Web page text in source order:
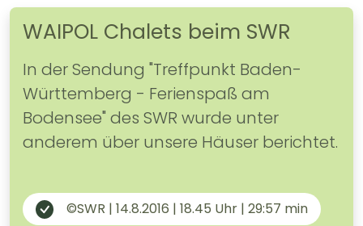
WAIPOL Chalets beim SWR
In der Sendung "Treffpunkt Baden-
Württemberg - Ferienspaß am
Bodensee" des SWR wurde unter
anderem über unsere Häuser berichtet.
©SWR | 14.8.2016 | 18.45 Uhr | 29:57 min